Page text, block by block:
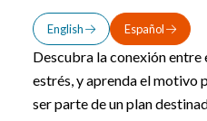
English Español
Descubra la conexión
estrés, y aprenda el motivo
ser parte de un plan